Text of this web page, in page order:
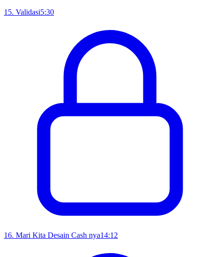
15. Validasi5:30
16. Mari Kita Desain Cash nya14:12